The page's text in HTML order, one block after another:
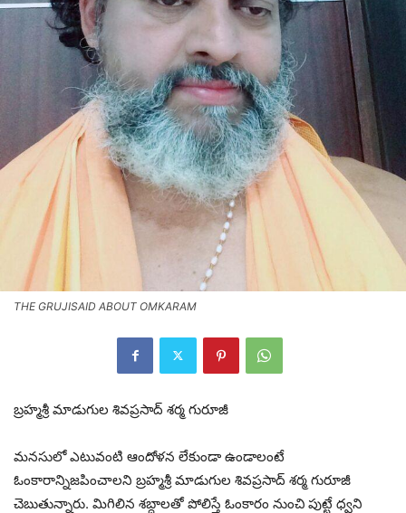
THE GRUJISAID ABOUT OMKARAM
బ్రహ్మశ్రీ మాడుగుల శివప్రసాద్ శర్మ గురూజీ
మనసులో ఎటువంటి ఆందోళన లేకుండా ఉండాలంటే
ఓంకారాన్నిజపించాలని బ్రహ్మశ్రీ మాడుగుల శివప్రసాద్ శర్మ గురూజీ
చెబుతున్నారు. మిగిలిన శబ్దాలతో పోలిస్తే ఓంకారం నుంచి పుట్టే ధ్వని